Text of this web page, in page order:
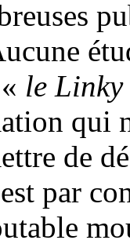
le Linky
qui
de
par